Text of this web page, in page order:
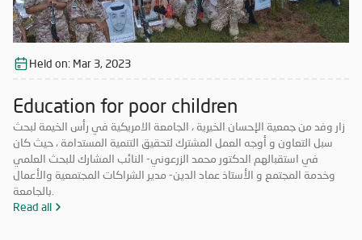
Held on: Mar 3, 2023
Education for poor children
زار وفد من جمعية الإحسان الخيرية ، الجامعة الامريكية في رأس الخيمة لبحث
سبل التعاون و أوجه العمل المشترك لتحقيق التنمية المستدامة ، حيث كان
في استقبالهم الدكتور محمد الزرعوني- النائب المشارك للبحث العلمي
وخدمة المجتمع و الأستاذ عماد الدين- مدير الشراكات المجتمعية والأعمال
Read all